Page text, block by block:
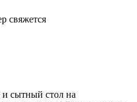
свяжется
сытный стол на